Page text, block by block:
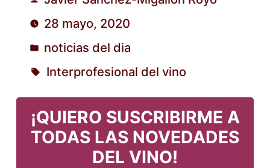
Publicado
por 28 mayo, 2020
Publicado
en
noticias del dia
Etiquetas:
Interprofesional del vino
¡QUIERO SUSCRIBIRME A
TODAS LAS NOVEDADES
DEL VINO!